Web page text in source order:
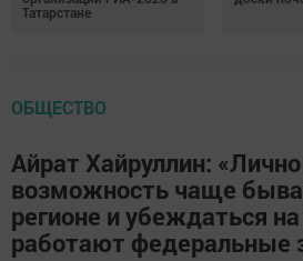
Татарстане
ОБЩЕСТВО
Айрат Хайруллин:
возможность чаще
регионе и убеждаться
работают федеральные